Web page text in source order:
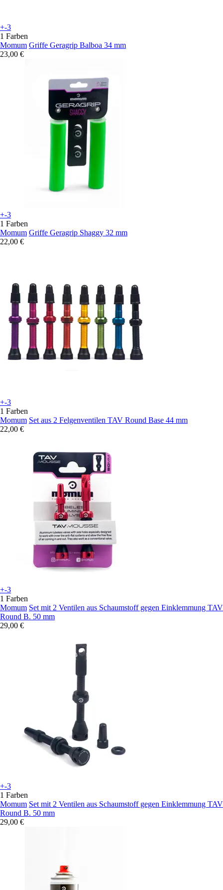
+-3
1 Farben
Momum Griffe Geragrip Balboa 34 mm
23,00 €
+-3
1 Farben
Momum Griffe Geragrip Shaggy 32 mm
22,00 €
+-3
1 Farben
Momum Set aus 2 Felgenventilen TAV Round Base 44 mm
22,00 €
+-3
1 Farben
Momum Set mit 2 Ventilen aus Schaumstoff gegen Einklemmung TAV
Round B. 50 mm
29,00 €
+-3
1 Farben
Momum Set mit 2 Ventilen aus Schaumstoff gegen Einklemmung TAV
Round B. 50 mm
29,00 €